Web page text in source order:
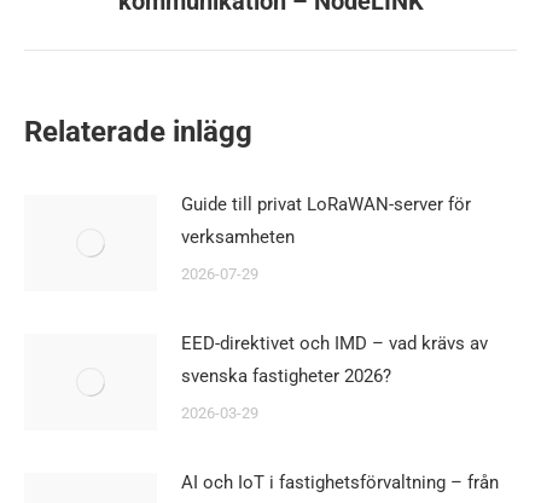
inlägg:
Relaterade inlägg
Guide till privat LoRaWAN-server för
verksamheten
2026-07-29
EED-direktivet och IMD – vad krävs av
svenska fastigheter 2026?
2026-03-29
AI och IoT i fastighetsförvaltning – från